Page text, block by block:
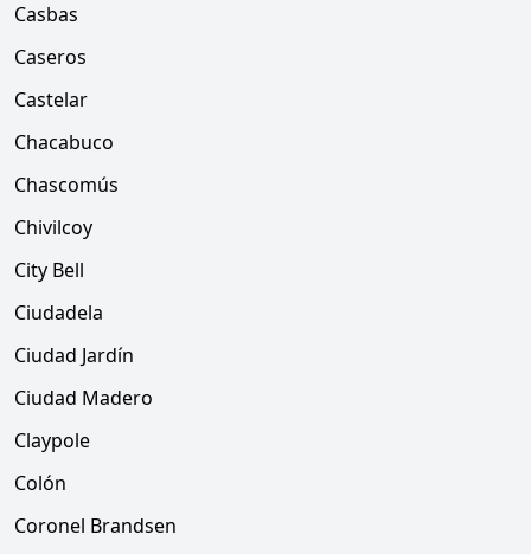
Casbas
Caseros
Castelar
Chacabuco
Chascomús
Chivilcoy
City Bell
Ciudadela
Ciudad Jardín
Ciudad Madero
Claypole
Colón
Coronel Brandsen